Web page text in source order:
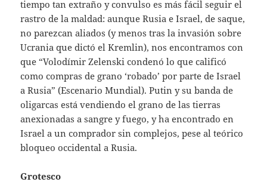
tiempo tan extraño y convulso es más fácil seguir el
rastro de la maldad: aunque Rusia e Israel, de saque,
no parezcan aliados (y menos tras la invasión sobre
Ucrania que dictó el Kremlin), nos encontramos con
que “Volodímir Zelenski condenó lo que calificó
como compras de grano ‘robado’ por parte de Israel
a Rusia” (Escenario Mundial). Putin y su banda de
oligarcas está vendiendo el grano de las tierras
anexionadas a sangre y fuego, y ha encontrado en
Israel a un comprador sin complejos, pese al teórico
bloqueo occidental a Rusia.
Grotesco